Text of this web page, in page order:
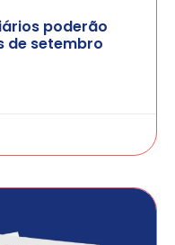
poderão
de setembro